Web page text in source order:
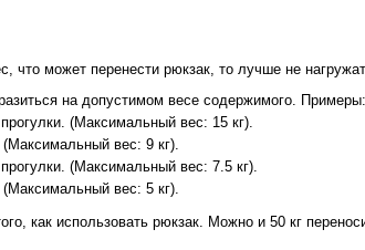
что может перенести рюкзак, то лучше не
на допустимом весе содержимого. Примеры:
(Максимальный вес: 15 кг).
вес: 9 кг).
(Максимальный вес: 7.5 кг).
вес: 5 кг).
как использовать рюкзак. Можно и 50 кг